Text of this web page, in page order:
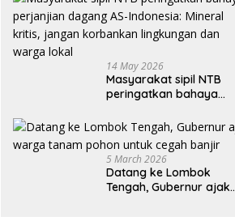
14 May 2026
Masyarakat sipil NTB
peringatkan bahaya
Indonesia: Mineral kritis,
jangan korbankan
lingkungan dan warga
lokal
5 March 2026
Datang ke Lombok
Tengah, Gubernur ajak